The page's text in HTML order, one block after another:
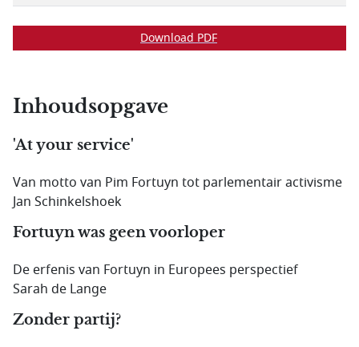
Download PDF
Inhoudsopgave
'At your service'
Van motto van Pim Fortuyn tot parlementair activisme
Jan Schinkelshoek
Fortuyn was geen voorloper
De erfenis van Fortuyn in Europees perspectief
Sarah de Lange
Zonder partij?